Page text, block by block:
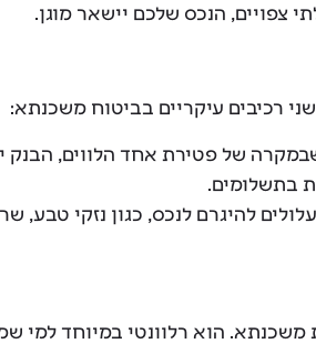
צפויים, הנכס שלכם יישאר מוגן.
רכיבים עיקריים בביטוח משכנתא:
של פטירת אחד הלווים, הבנק
בתשלומים.
להיגרם לנכס, כגון נזקי טבע,
הוא רלוונטי במיוחד למי